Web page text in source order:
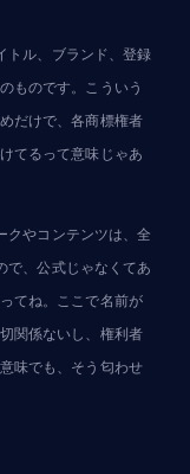
トル、ブランド、登録
ものです。こういう
だけで、各商標権者
てるって意味じゃあ
やコンテンツは、全
、公式じゃなくてあ
てね。ここで名前が
関係ないし、権利者
味でも、そう匂わせ